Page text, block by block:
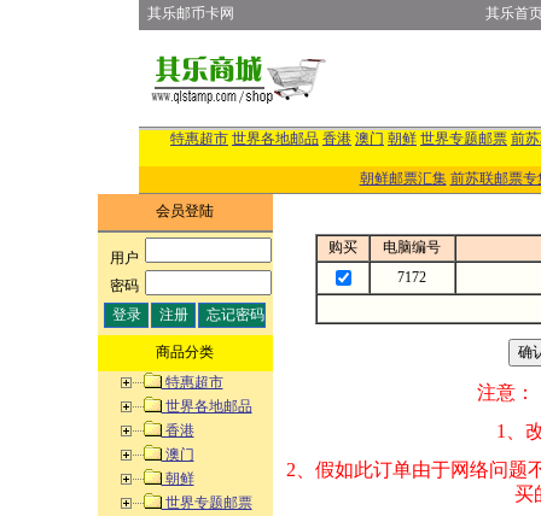
其乐邮币卡网 其乐首
特惠超市 世界各地邮品 香港 澳门 朝鲜 世界专题邮票 前
朝鲜邮票汇集 前苏联邮票专
会员登陆
用户:
密码:
商品分类
特惠超市
世界各地邮品
香港
澳门
朝鲜
世界专题邮票
购买
电脑编号
7172
注意：
1、改变商品数量
2、假如此订单由
买的邮品的“